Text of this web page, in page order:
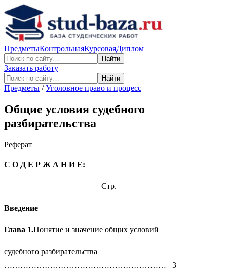
ПредметыКонтрольнаяКурсоваяДиплом
Найти
Заказать работу
Найти
Предметы /Уголовное право и процесс
Общие условия судебного
разбирательства
Реферат
С О Д Е Р Ж А Н И Е:
Стр.
Введение
Глава 1.Понятие и значение общих условий
судебного разбирательства
…………………………………………………… 3